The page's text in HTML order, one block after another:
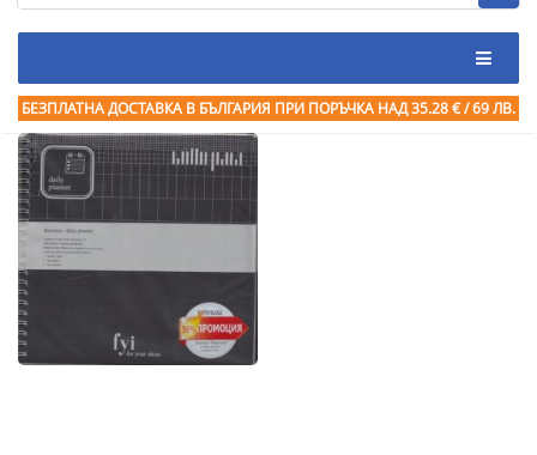
БЕЗПЛАТНА ДОСТАВКА В БЪЛГАРИЯ ПРИ ПОРЪЧКА НАД 35.28 € / 69 ЛВ.